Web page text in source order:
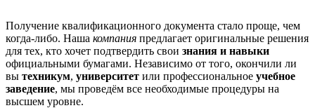
Получение квалификационного документа стало проще, чем
когда-либо. Наша компания предлагает оригинальные решения
для тех, кто хочет подтвердить свои знания и навыки
официальными бумагами. Независимо от того, окончили ли
вы техникум, университет или профессиональное учебное
заведение, мы проведём все необходимые процедуры на
высшем уровне.